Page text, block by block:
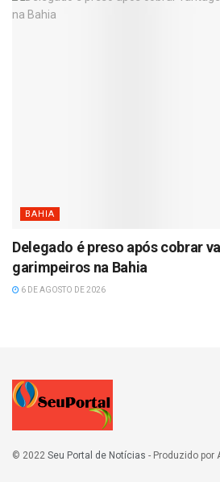
BAHIA
Delegado é preso após cobrar
garimpeiros na Bahia
6 DE AGOSTO DE 2026
© 2022 Seu Portal de Notícias - Produzido por